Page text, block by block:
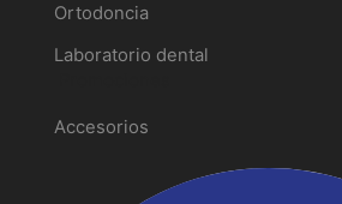
Ortodoncia
Laboratorio dental
Accesorios